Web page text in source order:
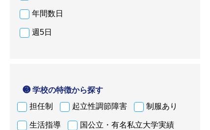
年間数日
週5日
❸ 学校の特徴から探す
担任制
起立性調節障害 制服あり
生活指導 国公立・有名私立大学実績